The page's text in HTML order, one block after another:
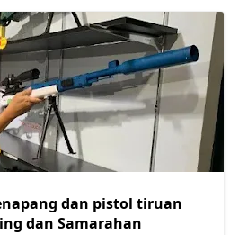
dan pistol tiruan
dan Samarahan